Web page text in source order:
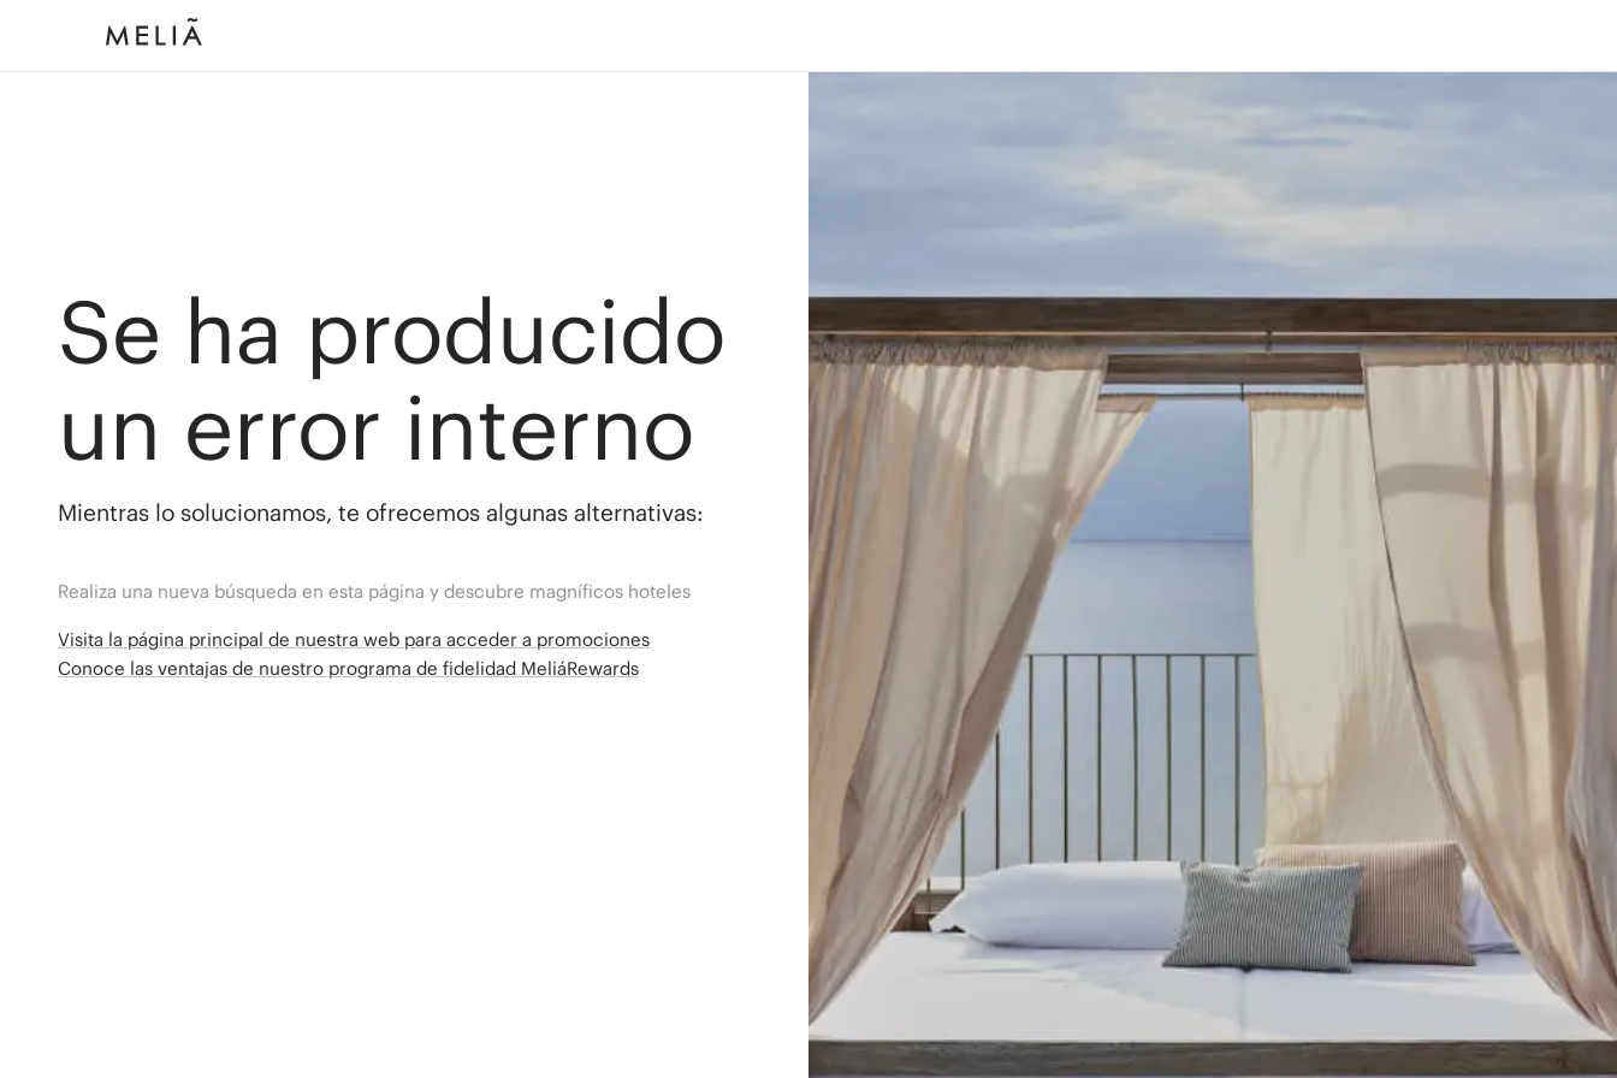
Se ha producido
un error interno
Mientras lo solucionamos, te ofrecemos algunas alternativas:
Realiza una nueva búsqueda en esta página y descubre magníficos hoteles
Visita la página principal de nuestra web para acceder a promociones
Conoce las ventajas de nuestro programa de fidelidad MeliáRewards